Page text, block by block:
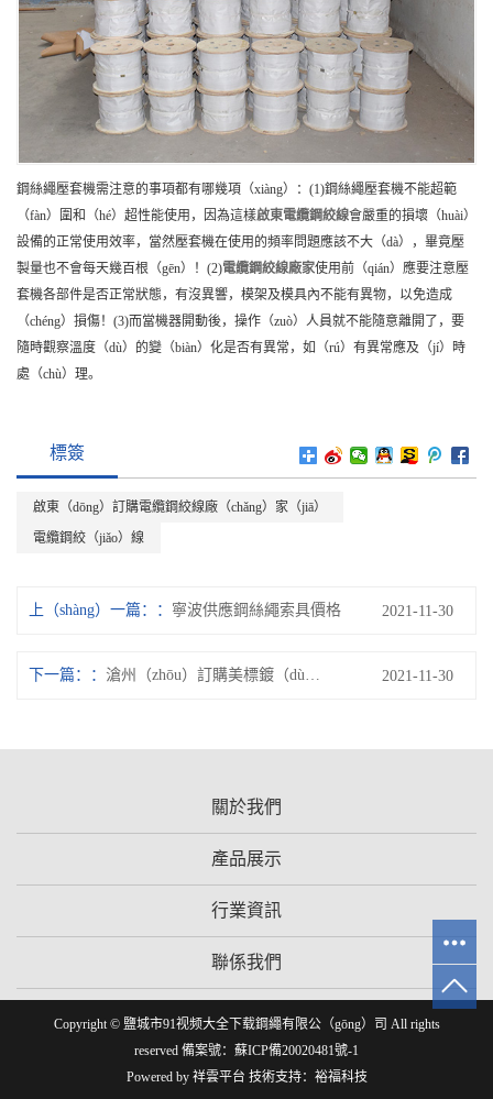
鋼絲繩壓套機需注意的事項都有哪幾項（xiàng）：(1)鋼絲繩壓套機不能超範
（fàn）圍和（hé）超性能使用，因為這樣啟東電纜鋼絞線會嚴重的損壞（huài）
設備的正常使用效率，當然壓套機在使用的頻率問題應該不大（dà），畢竟壓
製量也不會每天幾百根（gēn）！(2)電纜鋼絞線廠家使用前（qián）應要注意壓
套機各部件是否正常狀態，有沒異響，模架及模具內不能有異物，以免造成
（chéng）損傷！(3)而當機器開動後，操作（zuò）人員就不能隨意離開了，要
隨時觀察溫度（dù）的變（biàn）化是否有異常，如（rú）有異常應及（jí）時
處（chù）理。
標簽
啟東（dōng）訂購電纜鋼絞線廠（chǎng）家（jiā）
電纜鋼絞（jiǎo）線
上（shàng）一篇： 寧波供應鋼絲繩索具價格 2021-11-30
下一篇： 滄州（zhōu）訂購美標鍍（dù）鋅鋼絞（jiǎo）線（xiàn）價格 2021-11-30
關於我們
產品展示
行業資訊
聯係我們
Copyright © 鹽城市91视频大全下载鋼繩有限公（gōng）司 All rights
reserved 備案號： 蘇ICP備20020481號-1
Powered by 祥雲平台 技術支持： 裕福科技